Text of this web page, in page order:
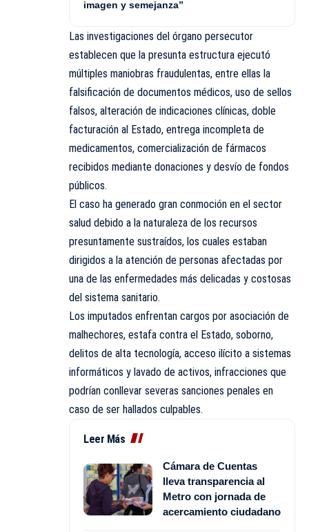
imagen y semejanza”
Las investigaciones del órgano persecutor
establecen que la presunta estructura ejecutó
múltiples maniobras fraudulentas, entre ellas la
falsificación de documentos médicos, uso de sellos
falsos, alteración de indicaciones clínicas, doble
facturación al Estado, entrega incompleta de
medicamentos, comercialización de fármacos
recibidos mediante donaciones y desvío de fondos
públicos.
El caso ha generado gran conmoción en el sector
salud debido a la naturaleza de los recursos
presuntamente sustraídos, los cuales estaban
dirigidos a la atención de personas afectadas por
una de las enfermedades más delicadas y costosas
del sistema sanitario.
Los imputados enfrentan cargos por asociación de
malhechores, estafa contra el Estado, soborno,
delitos de alta tecnología, acceso ilícito a sistemas
informáticos y lavado de activos, infracciones que
podrían conllevar severas sanciones penales en
caso de ser hallados culpables.
Leer Más
Cámara de Cuentas
lleva transparencia al
Metro con jornada de
acercamiento ciudadano